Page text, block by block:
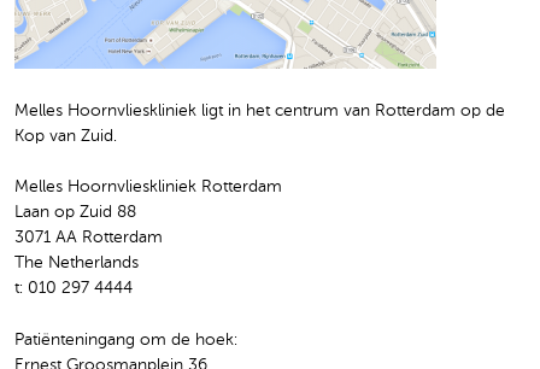
Melles Hoornvlieskliniek ligt in het centrum van Rotterdam op de
Kop van Zuid.
Melles Hoornvlieskliniek Rotterdam
Laan op Zuid 88
3071 AA Rotterdam
The Netherlands
t: 010 297 4444
Patiënteningang om de hoek:
Ernest Groosmanplein 36